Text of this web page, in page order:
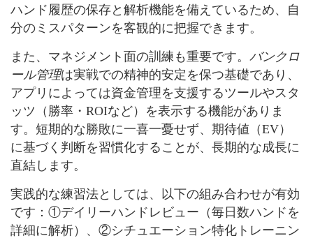
ハンド履歴の保存と解析機能を備えているため、自
分のミスパターンを客観的に把握できます。
また、マネジメント面の訓練も重要です。 バンクロ
ール管理は実戦での精神的安定を保つ基礎であり、
アプリによっては資金管理を支援するツールやスタ
ッツ（勝率・ROIなど）を表示する機能がありま
す。短期的な勝敗に一喜一憂せず、期待値（EV）
に基づく判断を習慣化することが、長期的な成長に
直結します。
実践的な練習法としては、以下の組み合わせが有効
です：①デイリーハンドレビュー（毎日数ハンドを
詳細に解析）、②シチュエーション特化トレーニン